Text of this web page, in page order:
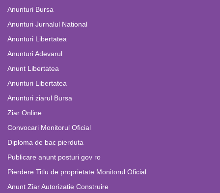
Anunturi Bursa
Anunturi Jurnalul National
Anunturi Libertatea
Anunturi Adevarul
Anunt Libertatea
Anunturi Libertatea
Anunturi ziarul Bursa
Ziar Online
Convocari Monitorul Oficial
Diploma de bac pierduta
Publicare anunt posturi gov ro
Pierdere Titlu de proprietate Monitorul Oficial
Anunt Ziar Autorizatie Construire